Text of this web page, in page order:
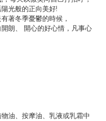
光般的正向美好!
著冬季憂鬱的時候，
朗、 開心的好心情，凡事心
油、按摩油、乳液或乳霜中